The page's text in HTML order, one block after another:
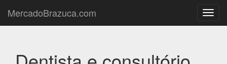
MercadoBrazuca.com